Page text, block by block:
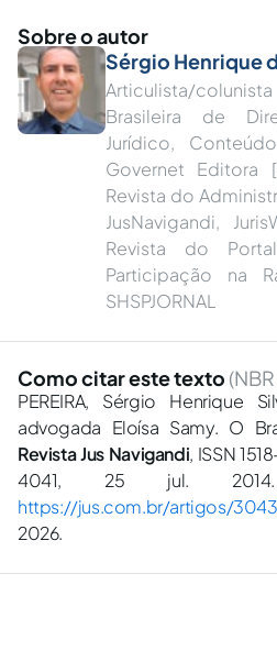
Sobre o autor
Sérgio Henrique
Articulista/
Brasileira de
Jurídico,
Governet Editora
Revista do
JusNavigandi,
Revista do
Participação na
SHSPJORNAL
Como citar este texto
PEREIRA, Sérgio Henrique
advogada Eloísa Samy. O
Revista Jus Navigandi, ISSN
4041, 25 jul. 2014.
https://jus.com.br/artigos/
2026.